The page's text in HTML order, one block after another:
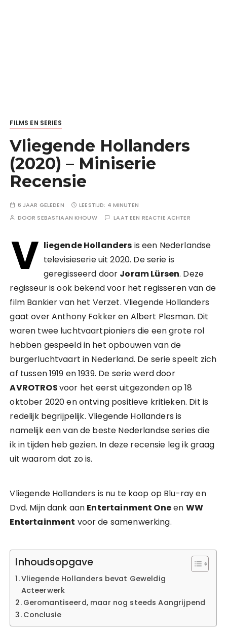
FILMS EN SERIES
Vliegende Hollanders
(2020) – Miniserie
Recensie
6 JAAR GELEDEN LEESTIJD: 4 MINUTEN
DOOR SEBASTIAAN KHOUW LAAT EEN REACTIE ACHTER
V liegende Hollanders is een Nederlandse
televisieserie uit 2020. De serie is
geregisseerd door Joram Lürsen. Deze
regisseur is ook bekend voor het regisseren van de
film Bankier van het Verzet. Vliegende Hollanders
gaat over Anthony Fokker en Albert Plesman. Dit
waren twee luchtvaartpioniers die een grote rol
hebben gespeeld in het opbouwen van de
burgerluchtvaart in Nederland. De serie speelt zich
af tussen 1919 en 1939. De serie werd door
AVROTROSvoor het eerst uitgezonden op 18
oktober 2020 en ontving positieve kritieken. Dit is
redelijk begrijpelijk. Vliegende Hollanders is
namelijk een van de beste Nederlandse series die
ik in tijden heb gezien. In deze recensie leg ik graag
uit waarom dat zo is.
Vliegende Hollanders is nu te koop op Blu-ray en
Dvd. Mijn dank aan Entertainment Oneen WW
Entertainment voor de samenwerking.
Inhoudsopgave
Vliegende Hollanders bevat Geweldig
Acteerwerk
Geromantiseerd, maar nog steeds Aangrijpend
Conclusie